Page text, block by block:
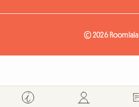
© 2026 Roomlala